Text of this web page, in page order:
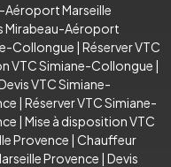
Aéroport Marseille
Mirabeau-Aéroport
Collongue | Réserver VTC
VTC Simiane-Collongue |
VTC Simiane-
| Réserver VTC Simiane-
| Mise à disposition VTC
Provence | Chauffeur
Provence | Devis